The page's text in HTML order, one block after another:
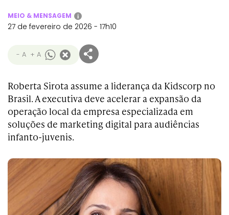
MEIO & MENSAGEM i
27 de fevereiro de 2026 - 17h10
- A + A
Roberta Sirota assume a liderança da Kidscorp no
Brasil. A executiva deve acelerar a expansão da
operação local da empresa especializada em
soluções de marketing digital para audiências
infanto-juvenis.